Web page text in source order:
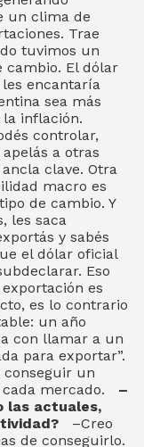
un clima de
Trae
tuvimos un
cambio. El dólar
les encantaría
sea más
inflación.
controlar,
a otras
clave. Otra
macro es
de cambio. Y
les saca
y sabés
el dólar oficial
Eso
es
es lo contrario
un año
con llamar a un
para exportar”.
conseguir un
mercado. –
las actuales,
–Creo
de conseguirlo.